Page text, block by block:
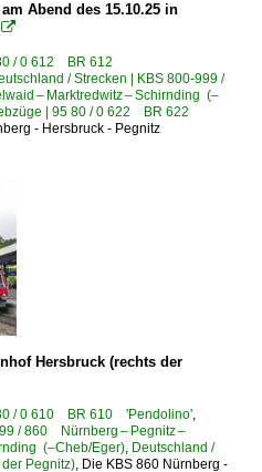
Abend des 15.10.25 in

/ 0 612 BR 612
/ Strecken | KBS 800-999 /
– Marktredwitz – Schirnding (–
| 95 80 / 0 622 BR 622
- Hersbruck - Pegnitz
Hersbruck (rechts der
/ 0 610 BR 610 'Pendolino',
/ 860 Nürnberg – Pegnitz –
(–Cheb/Eger), Deutschland /
Pegnitz), Die KBS 860 Nürnberg -